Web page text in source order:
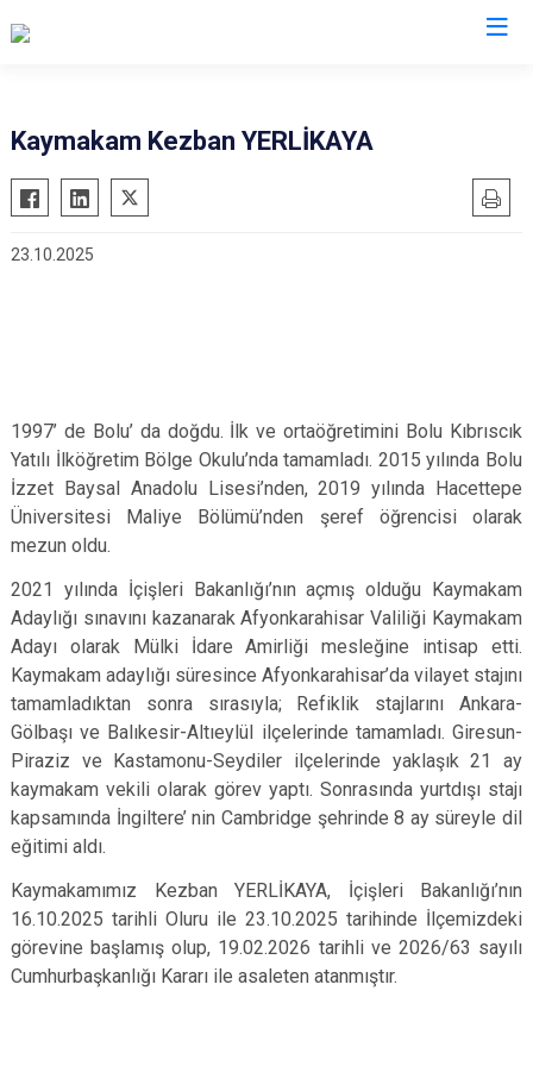
Akçaabat
Araklı
Arsin
Düzköy
Hayrat
Yomra
Ortahisar
Kaymakam Kezban YERLİKAYA
23.10.2025
1997’ de Bolu’ da doğdu. İlk ve ortaöğretimini Bolu Kıbrıscık
Yatılı İlköğretim Bölge Okulu’nda tamamladı. 2015 yılında Bolu
İzzet Baysal Anadolu Lisesi’nden, 2019 yılında Hacettepe
Üniversitesi Maliye Bölümü’nden şeref öğrencisi olarak
mezun oldu.
2021 yılında İçişleri Bakanlığı’nın açmış olduğu Kaymakam
Adaylığı sınavını kazanarak Afyonkarahisar Valiliği Kaymakam
Adayı olarak Mülki İdare Amirliği mesleğine intisap etti.
Kaymakam adaylığı süresince Afyonkarahisar’da vilayet stajını
tamamladıktan sonra sırasıyla; Refiklik stajlarını Ankara-
Gölbaşı ve Balıkesir-Altıeylül ilçelerinde tamamladı. Giresun-
Piraziz ve Kastamonu-Seydiler ilçelerinde yaklaşık 21 ay
kaymakam vekili olarak görev yaptı. Sonrasında yurtdışı stajı
kapsamında İngiltere’ nin Cambridge şehrinde 8 ay süreyle dil
eğitimi aldı.
Kaymakamımız Kezban YERLİKAYA, İçişleri Bakanlığı’nın
16.10.2025 tarihli Oluru ile 23.10.2025 tarihinde İlçemizdeki
görevine başlamış olup, 19.02.2026 tarihli ve 2026/63 sayılı
Cumhurbaşkanlığı Kararı ile asaleten atanmıştır.